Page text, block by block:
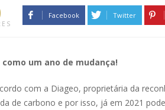
Facebook Twitter
como um ano de mudança!
com a Diageo, proprietária da
de carbono e por isso, já em 2021